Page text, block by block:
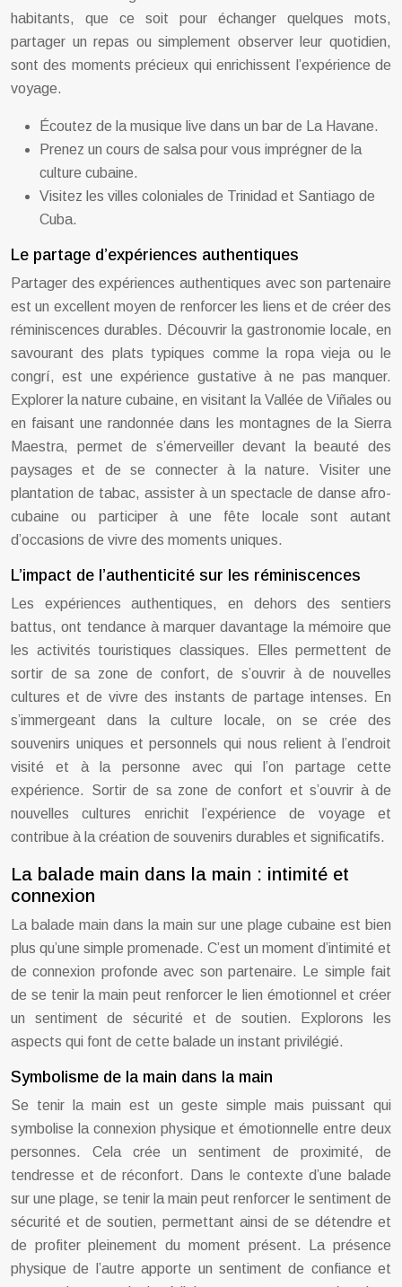
habitants, que ce soit pour échanger quelques mots,
partager un repas ou simplement observer leur quotidien,
sont des moments précieux qui enrichissent l’expérience de
voyage.
Écoutez de la musique live dans un bar de La Havane.
Prenez un cours de salsa pour vous imprégner de la
culture cubaine.
Visitez les villes coloniales de Trinidad et Santiago de
Cuba.
Le partage d’expériences authentiques
Partager des expériences authentiques avec son partenaire
est un excellent moyen de renforcer les liens et de créer des
réminiscences durables. Découvrir la gastronomie locale, en
savourant des plats typiques comme la ropa vieja ou le
congrí, est une expérience gustative à ne pas manquer.
Explorer la nature cubaine, en visitant la Vallée de Viñales ou
en faisant une randonnée dans les montagnes de la Sierra
Maestra, permet de s’émerveiller devant la beauté des
paysages et de se connecter à la nature. Visiter une
plantation de tabac, assister à un spectacle de danse afro-
cubaine ou participer à une fête locale sont autant
d’occasions de vivre des moments uniques.
L’impact de l’authenticité sur les réminiscences
Les expériences authentiques, en dehors des sentiers
battus, ont tendance à marquer davantage la mémoire que
les activités touristiques classiques. Elles permettent de
sortir de sa zone de confort, de s’ouvrir à de nouvelles
cultures et de vivre des instants de partage intenses. En
s’immergeant dans la culture locale, on se crée des
souvenirs uniques et personnels qui nous relient à l’endroit
visité et à la personne avec qui l’on partage cette
expérience. Sortir de sa zone de confort et s’ouvrir à de
nouvelles cultures enrichit l’expérience de voyage et
contribue à la création de souvenirs durables et significatifs.
La balade main dans la main : intimité et
connexion
La balade main dans la main sur une plage cubaine est bien
plus qu’une simple promenade. C’est un moment d’intimité et
de connexion profonde avec son partenaire. Le simple fait
de se tenir la main peut renforcer le lien émotionnel et créer
un sentiment de sécurité et de soutien. Explorons les
aspects qui font de cette balade un instant privilégié.
Symbolisme de la main dans la main
Se tenir la main est un geste simple mais puissant qui
symbolise la connexion physique et émotionnelle entre deux
personnes. Cela crée un sentiment de proximité, de
tendresse et de réconfort. Dans le contexte d’une balade
sur une plage, se tenir la main peut renforcer le sentiment de
sécurité et de soutien, permettant ainsi de se détendre et
de profiter pleinement du moment présent. La présence
physique de l’autre apporte un sentiment de confiance et